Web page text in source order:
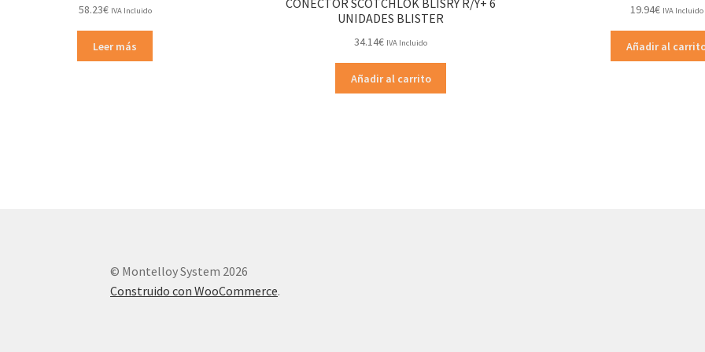
58.23€ IVA Incluido
Leer más
CONECTOR SCOTCHLOK BLISRY R/Y+ 6
UNIDADES BLISTER
34.14€ IVA Incluido
Añadir al carrito
19.94€ IVA Incluido
Añadir al
© Montelloy System 2026
Construido con WooCommerce.